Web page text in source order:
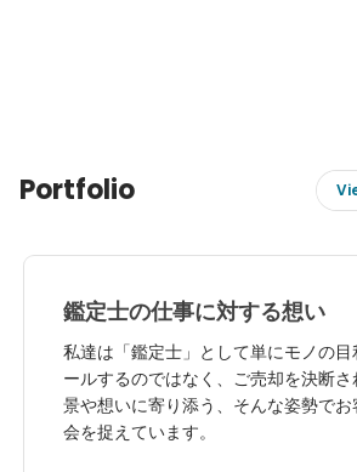
Portfolio
鑑定士の仕事に対する想い
私達は「鑑定士」として単にモノの
ールするのではなく、ご売却を決断
景や想いに寄り添う、そんな姿勢で
会を捉えています。